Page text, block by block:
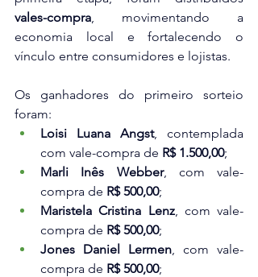
vales-compra, movimentando a
economia local e fortalecendo o
vínculo entre consumidores e lojistas.
Os ganhadores do primeiro sorteio
foram:
Loisi Luana Angst, contemplada
com vale-compra de R$ 1.500,00;
Marli Inês Webber, com vale-
compra de R$ 500,00;
Maristela Cristina Lenz, com vale-
compra de R$ 500,00;
Jones Daniel Lermen, com vale-
compra de R$ 500,00;